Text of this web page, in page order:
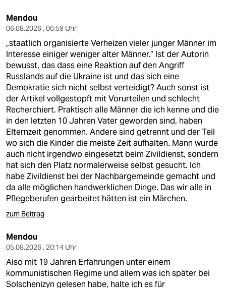
veranstaltungen
shop
fragen & hilfe
unterstützen
abo
genossenschaft
epaper login
Mendou
06.08.2026 , 06:59 Uhr
„staatlich organisierte Verheizen vieler junger Männer im
Interesse einiger weniger alter Männer.“ Ist der Autorin
bewusst, das dass eine Reaktion auf den Angriff
Russlands auf die Ukraine ist und das sich eine
Demokratie sich nicht selbst verteidigt? Auch sonst ist
der Artikel vollgestopft mit Vorurteilen und schlecht
Recherchiert. Praktisch alle Männer die ich kenne und die
in den letzten 10 Jahren Vater geworden sind, haben
Elternzeit genommen. Andere sind getrennt und der Teil
wo sich die Kinder die meiste Zeit aufhalten. Mann wurde
auch nicht irgendwo eingesetzt beim Zivildienst, sondern
hat sich den Platz normalerweise selbst gesucht. Ich
habe Zivildienst bei der Nachbargemeinde gemacht und
da alle möglichen handwerklichen Dinge. Das wir alle in
Pflegeberufen gearbeitet hätten ist ein Märchen.
zum Beitrag
Mendou
05.08.2026 , 20:14 Uhr
Also mit 19 Jahren Erfahrungen unter einem
kommunistischen Regime und allem was ich später bei
Solschenizyn gelesen habe, halte ich es für